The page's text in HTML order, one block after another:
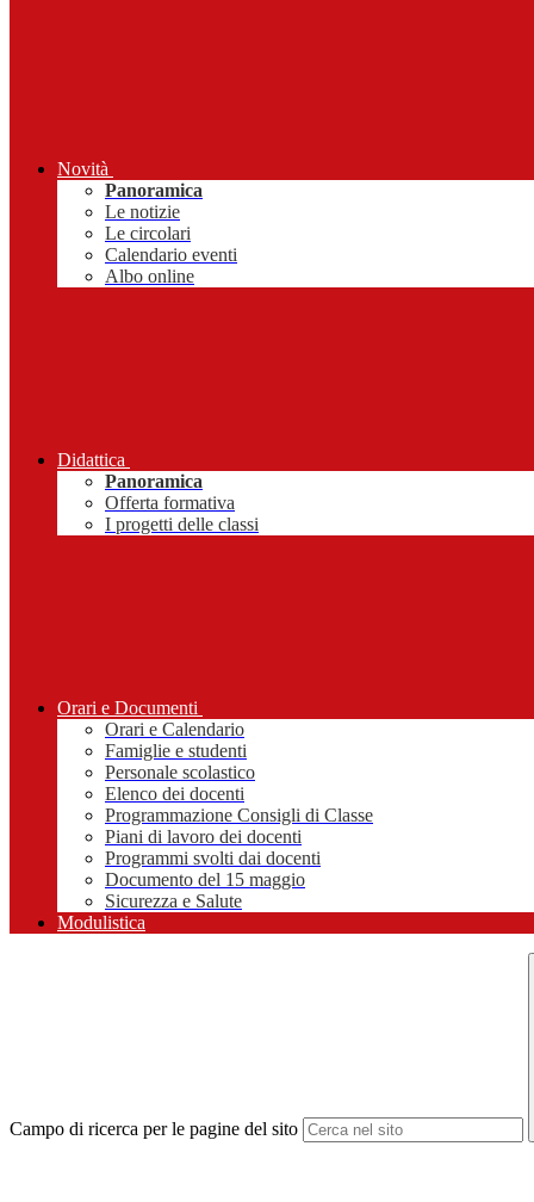
Novità
Panoramica
Le notizie
Le circolari
Calendario eventi
Albo online
Didattica
Panoramica
Offerta formativa
I progetti delle classi
Orari e Documenti
Orari e Calendario
Famiglie e studenti
Personale scolastico
Elenco dei docenti
Programmazione Consigli di Classe
Piani di lavoro dei docenti
Programmi svolti dai docenti
Documento del 15 maggio
Sicurezza e Salute
Modulistica
Campo di ricerca per le pagine del sito